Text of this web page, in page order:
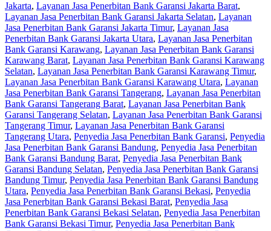
Jakarta, Layanan Jasa Penerbitan Bank Garansi Jakarta Barat,
Layanan Jasa Penerbitan Bank Garansi Jakarta Selatan, Layanan
Jasa Penerbitan Bank Garansi Jakarta Timur, Layanan Jasa
Penerbitan Bank Garansi Jakarta Utara, Layanan Jasa Penerbitan
Bank Garansi Karawang, Layanan Jasa Penerbitan Bank Garansi
Karawang Barat, Layanan Jasa Penerbitan Bank Garansi Karawang
Selatan, Layanan Jasa Penerbitan Bank Garansi Karawang Timur,
Layanan Jasa Penerbitan Bank Garansi Karawang Utara, Layanan
Jasa Penerbitan Bank Garansi Tangerang, Layanan Jasa Penerbitan
Bank Garansi Tangerang Barat, Layanan Jasa Penerbitan Bank
Garansi Tangerang Selatan, Layanan Jasa Penerbitan Bank Garansi
Tangerang Timur, Layanan Jasa Penerbitan Bank Garansi
Tangerang Utara, Penyedia Jasa Penerbitan Bank Garansi, Penyedia
Jasa Penerbitan Bank Garansi Bandung, Penyedia Jasa Penerbitan
Bank Garansi Bandung Barat, Penyedia Jasa Penerbitan Bank
Garansi Bandung Selatan, Penyedia Jasa Penerbitan Bank Garansi
Bandung Timur, Penyedia Jasa Penerbitan Bank Garansi Bandung
Utara, Penyedia Jasa Penerbitan Bank Garansi Bekasi, Penyedia
Jasa Penerbitan Bank Garansi Bekasi Barat, Penyedia Jasa
Penerbitan Bank Garansi Bekasi Selatan, Penyedia Jasa Penerbitan
Bank Garansi Bekasi Timur, Penyedia Jasa Penerbitan Bank